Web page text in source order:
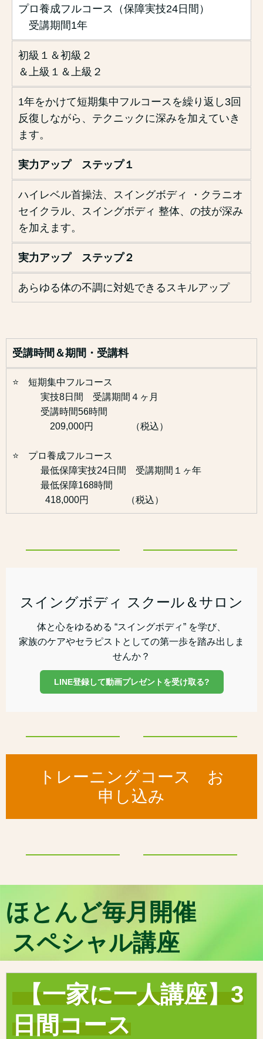
プロ養成フルコース（保障実技24日間）
受講期間1年
初級１＆初級２
＆上級１＆上級２
1年をかけて短期集中フルコースを繰り返し3回
反復しながら、テクニックに深みを加えていき
ます。
実力アップ ステップ１
ハイレベル首操法、スイングボディ ・クラニオ
セイクラル、スイングボディ 整体、の技が深み
を加えます。
実力アップ ステップ２
あらゆる体の不調に対処できるスキルアップ
受講時間＆期間・受講料
⭐️ 短期集中フルコース
実技8日間 受講期間４ヶ月
受講時間56時間
209,000円 （税込）
⭐️ プロ養成フルコース
最低保障実技24日間 受講期間１ヶ年
最低保障168時間
418,000円 （税込）
スイングボディ スクール＆サロン
体と心をゆるめる “スイングボディ” を学び、
家族のケアやセラピストとしての第一歩を踏み出しま
せんか？
LINE登録して動画プレゼントを受け取る?
トレーニングコース お
申し込み
ほとんど毎月開催
スペシャル講座
【一家に一人講座】3
日間コース